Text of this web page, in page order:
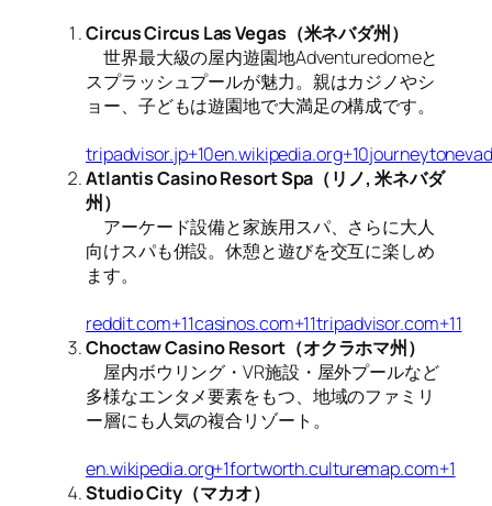
Circus Circus Las Vegas（米ネバダ州）
世界最大級の屋内遊園地Adventuredomeと
スプラッシュプールが魅力。親はカジノやシ
ョー、子どもは遊園地で大満足の構成です。
Atlantis Casino Resort Spa（リノ, 米ネバダ
州）
アーケード設備と家族用スパ、さらに大人
向けスパも併設。休憩と遊びを交互に楽しめ
ます。
reddit.com+11casinos.com+11tripadvisor.com+11
Choctaw Casino Resort（オクラホマ州）
屋内ボウリング・VR施設・屋外プールなど
多様なエンタメ要素をもつ、地域のファミリ
ー層にも人気の複合リゾート。
en.wikipedia.org+1fortworth.culturemap.com+1
Studio City（マカオ）